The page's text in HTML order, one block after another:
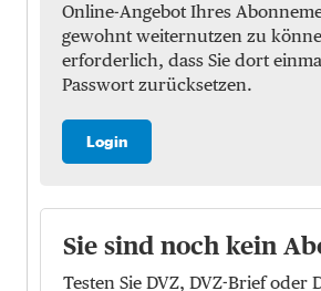
Online-Angebot Ihres
gewohnt weiternutzen zu
erforderlich, dass Sie dort
Passwort zurücksetzen.
Login
Sie sind noch kein
Testen Sie DVZ, DVZ-Brief oder